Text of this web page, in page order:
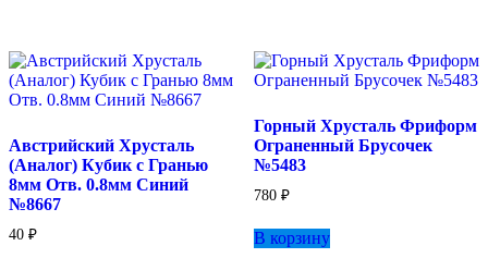
выбрать
на
странице
Австрийский Хрусталь
(Аналог) Кубик с Гранью
8мм Отв. 0.8мм Синий
№8667
40 ₽
Горный Хрусталь Фриформ
Ограненный Брусочек
№5483
780 ₽
В корзину